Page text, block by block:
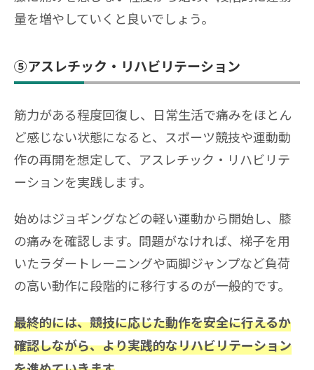
量を増やしていくと良いでしょう。
⑤アスレチック・リハビリテーション
筋力がある程度回復し、日常生活で痛みをほとん
ど感じない状態になると、スポーツ競技や運動動
作の再開を想定して、アスレチック・リハビリテ
ーションを実践します。
始めはジョギングなどの軽い運動から開始し、膝
の痛みを確認します。問題がなければ、梯子を用
いたラダートレーニングや両脚ジャンプなど負荷
の高い動作に段階的に移行するのが一般的です。
最終的には、競技に応じた動作を安全に行えるか
確認しながら、より実践的なリハビリテーション